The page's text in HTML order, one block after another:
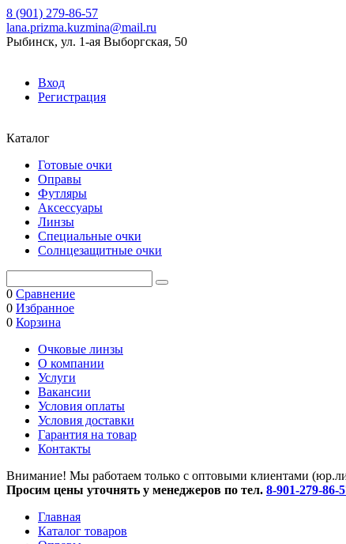
8 (901) 279-86-57
lana.prizma.kuzmina@mail.ru
Рыбинск, ул. 1-ая Выборгская, 50
Вход
Регистрация
Каталог
Готовые очки
Оправы
Футляры
Аксессуары
Линзы
Специальные очки
Солнцезащитные очки
0 Сравнение
0 Избранное
0 Корзина
Очковые линзы
O компании
Услуги
Вакансии
Условия оплаты
Условия доставки
Гарантия на товар
Контакты
Внимание! Мы работаем только с оптовыми клиентами
Просим цены уточнять у менеджеров по тел. 8-901-279-86-
Главная
Каталог товаров